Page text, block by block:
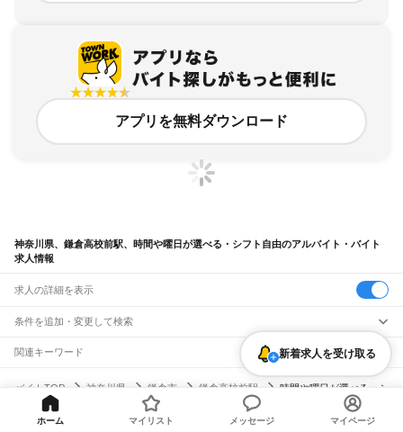
アプリを無料ダウンロード
神奈川県、鎌倉高校前駅、時間や曜日が選べる・シフト自由のアルバイト・バイト
求人情報
求人の詳細を表示
条件を追加・変更して検索
市区町村を追加・変更
神奈川県
すべて
横浜市
鶴見区
西区中区南区 磯子区金沢区 戸塚区港南区
駅を追加・変更
JR東海道本線(東京～熱海)
職種を追加・変更
関連キーワード
ガチャガチャ犬カフェ
バイトTOP
神奈川県 鎌倉市 鎌倉高校前駅
時間や曜日が選べる・シ
フト自由のアルバイト・バイト・求人
新着求人を受け取る
ホーム マイリスト メッセージ マイページ